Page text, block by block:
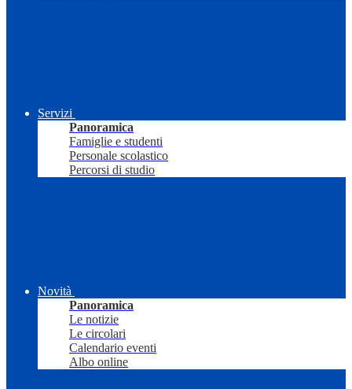
Servizi
Panoramica
Famiglie e studenti
Personale scolastico
Percorsi di studio
Novità
Panoramica
Le notizie
Le circolari
Calendario eventi
Albo online